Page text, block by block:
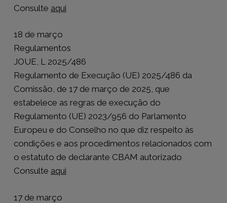
Consulte aqui
18 de março
Regulamentos
JOUE, L 2025/486
Regulamento de Execução (UE) 2025/486 da
Comissão, de 17 de março de 2025, que
estabelece as regras de execução do
Regulamento (UE) 2023/956 do Parlamento
Europeu e do Conselho no que diz respeito às
condições e aos procedimentos relacionados com
o estatuto de declarante CBAM autorizado
Consulte aqui
17 de março